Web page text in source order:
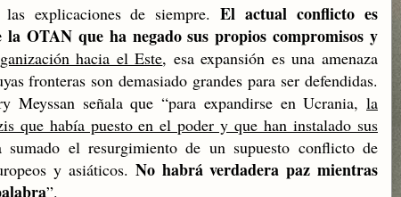
explicaciones de siempre.El actual conflicto es
la OTAN que ha negado sus propios compromisos y
hacia el Este, esa expansión es una amenaza
fronteras son demasiado grandes para ser defendidas.
señala que “para expandirse en Ucrania, la
que había puesto en el poder y que han instalado sus
el resurgimiento de un supuesto conflicto de
y asiáticos. No habrá verdadera paz mientras
”.